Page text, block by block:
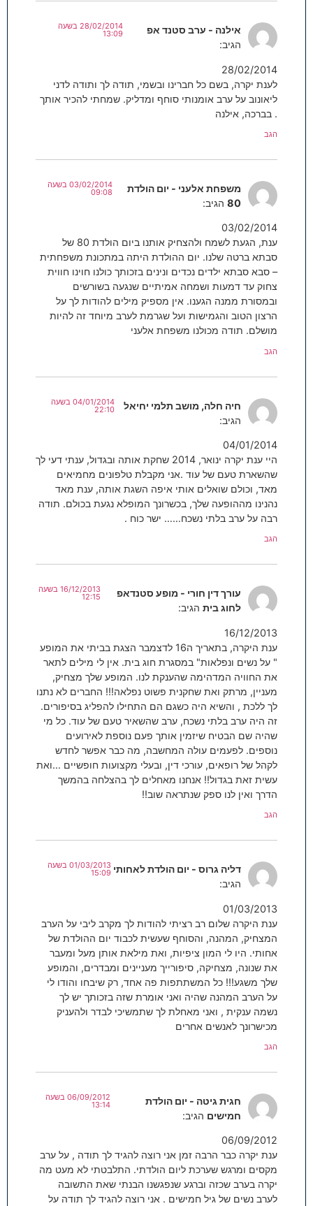
אילנה - ערב סטנד אפ
הגיב:
28/02/2014 בשעה
13:09
28/02/2014
לענת יקרה, בשם כל חברינו ובשמי, תודה לך ותודה לדני
ליאונוב על ערב אומנותי סוחף ומדליק. שמחתי להכיר אותך
. בברכה, אילנה
הגב
משפחת אלעני - יום הולדת
80 הגיב:
03/02/2014 בשעה
09:08
03/02/2014
ענת, הגעת לשמח ולהצחיק אותנו ביום הולדת 80 של
סבתא ברטה שלנו. יום ההולדת היתה במתכונת משפחתית
– סבא סבתא ילדים נכדים ונינים בזכותך כולנו חוינו חווית
צחוק עד דמעות ושמחה אמיתיים שנגעה בשורשים
ובמסורת ממנה הגענו. אין מספיק מילים להודות לך על
הרצון הטוב והגמישות ועל שגרמת לערב מיוחד זה להיות
מושלם. תודה מכולנו משפחת אלעני
הגב
חיה חלה, מושב תלמי יחיאל
הגיב:
04/01/2014 בשעה
22:10
04/01/2014
היי ענת יקרה ינואר, 2014 שחקת אותה ובגדול, ענתי דעי לך
שהשארת טעם של עוד .אני מקבלת טלפונים מחמיאים
מאד, וכולם שואלים אותי איפה השגת אותה, ענת מאד
נהנינו מההופעה שלך, בכשרונך המופלא נגעת בכולם. תודה
רבה על ערב בלתי נשכח…… ישר כוח .
הגב
עורך דין חורי - מופע סטנדאפ
לחוג בית הגיב:
16/12/2013 בשעה
12:15
16/12/2013
ענת היקרה, בתאריך ה16 לדצמבר הצגת בביתי את המופע
" על נשים ונפלאות" במסגרת חוג בית. אין לי מילים לתאר
את החוויה המדהימה שהענקת לנו. המופע שלך מצחיק,
מעניין, מרתק ואת שחקנית פשוט נפלאה!!! החברים לא נתנו
לך ללכת , והשיא היה כשגם הם התחילו להפליג בסיפורים.
זה היה ערב בלתי נשכח, ערב שהשאיר טעם של עוד. כל מי
שהיה שם הבטיח שיזמין אותך פעם נוספת לאירועים
נוספים. לפעמים עולה המחשבה, מה כבר אפשר לחדש
לקהל של רופאים, עורכי דין, ובעלי מקצועות חופשיים …ואת
עשית זאת בגדול!! אנחנו מאחלים לך בהצלחה בהמשך
הדרך ואין לנו ספק שנתראה שוב!!
הגב
דליה גרוס - יום הולדת לאחותי
הגיב:
01/03/2013 בשעה
15:09
01/03/2013
ענת היקרה שלום רב רציתי להודות לך מקרב ליבי על הערב
המצחיק, המהנה, והסוחף שעשית לכבוד יום ההולדת של
אחותי. היו לי המון ציפיות, ואת מילאת אותן מעל ומעבר
את שנונה, מצחיקה, סיפורייך מעניינים ומבדרים, והמופע
שלך משגע!!! כל המשתתפות פה אחד, רק שיבחו והודו לי
על הערב המהנה שהיה ואני אומרת שזה בזכותך יש לך
נשמה ענקית , ואני מאחלת לך שתמשיכי לבדר ולהעניק
מכישרונך לאנשים אחרים
הגב
חגית גיטה - יום הולדת
חמישים הגיב:
06/09/2012 בשעה
13:14
06/09/2012
ענת יקרה כבר הרבה זמן אני רוצה להגיד לך תודה , על ערב
מקסים ומרגש שערכת ליום הולדתי. התלבטתי לא מעט מה
יקרה בערב שכזה וברגע שנפגשנו הבנתי שאת התשובה
לערב נשים של גיל חמישים . אני רוצה להגיד לך תודה על